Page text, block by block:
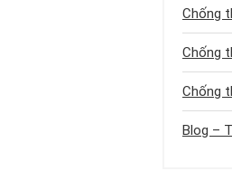
Chống
Chống
Chống
Blog –